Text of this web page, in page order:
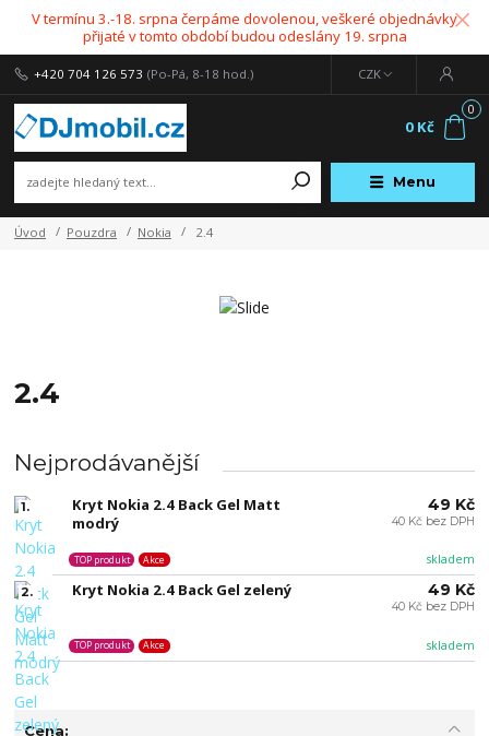
V termínu 3.-18. srpna čerpáme dovolenou, veškeré objednávky
přijaté v tomto období budou odeslány 19. srpna
Menu
CZK
+420 704 126 573 (Po-Pá, 8-18 hod.)
0
0 Kč
Úvod Pouzdra Nokia 2.4
2.4
Nejprodávanější
1.
Kryt Nokia 2.4 Back Gel Matt
modrý
skladem
TOP produkt Akce
49 Kč
40 Kč bez DPH
2. Kryt Nokia 2.4 Back Gel zelený
skladem
TOP produkt Akce
49 Kč
40 Kč bez DPH
Cena: